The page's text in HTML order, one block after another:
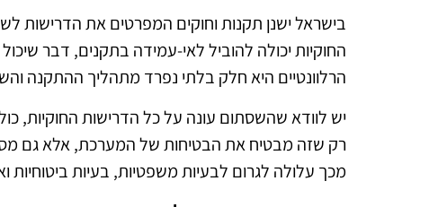
בישראל ישנן תקנות וחוקים המפרטים את הדרישות
החוקיות יכולה להוביל לאי-עמידה בתקנים, דבר
הרלוונטיים היא חלק בלתי נפרד מתהליך ההתקנה
יש לוודא שהשסתום עונה על כל הדרישות החוקיות,
רק שזה מבטיח את הבטיחות של המערכת, אלא גם
מכך עלולה לגרום לבעיות משפטיות, בעיות ביטוחיות